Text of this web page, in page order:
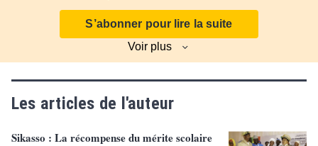
S’abonner pour lire la suite
Voir plus
Les articles de l'auteur
Sikasso : La récompense du mérite scolaire